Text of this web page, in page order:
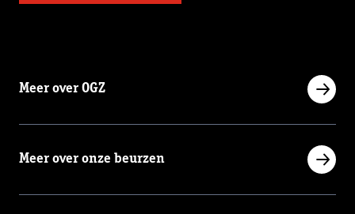
Meer over OGZ
Meer over onze beurzen